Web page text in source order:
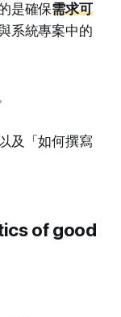
是確保需求可
系統專案中的
及「如何撰寫
of good